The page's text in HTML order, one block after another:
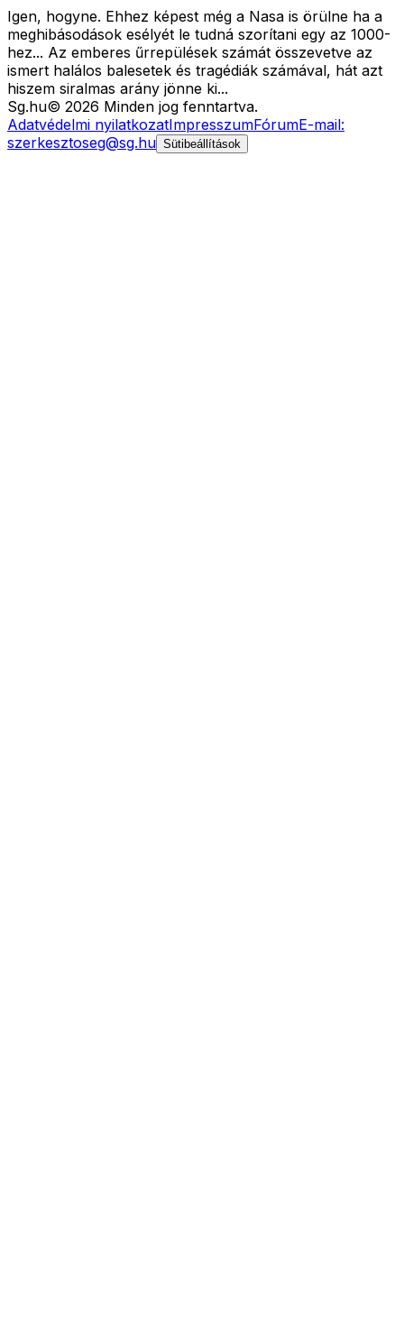
Igen, hogyne. Ehhez képest még a Nasa is örülne ha a
meghibásodások esélyét le tudná szorítani egy az 1000-
hez... Az emberes űrrepülések számát összevetve az
ismert halálos balesetek és tragédiák számával, hát azt
hiszem siralmas arány jönne ki...
Sg.hu© 2026 Minden jog fenntartva.
Adatvédelmi nyilatkozatImpresszumFórumE-mail:
szerkesztoseg@sg.hu Sütibeállítások